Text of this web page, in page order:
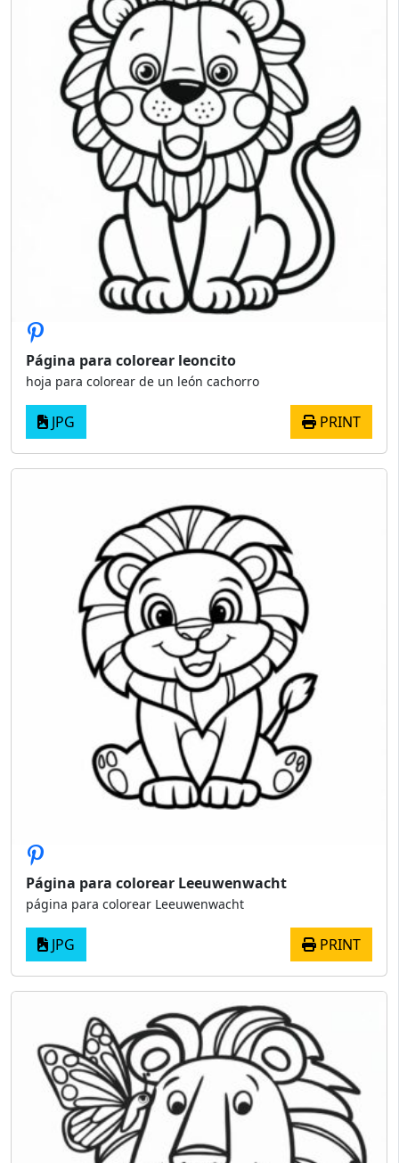
Página para colorear leoncito
hoja para colorear de un león cachorro
JPG PRINT
Página para colorear Leeuwenwacht
página para colorear Leeuwenwacht
JPG PRINT